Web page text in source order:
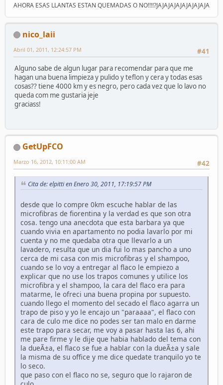
AHORA ESAS LLANTAS ESTAN QUEMADAS O NO!!!!?JAJAJAJAJAJAJAJAJA
nico_laii
#41
Abril 01, 2011, 12:24:57 PM
Alguno sabe de algun lugar para recomendar para que me
hagan una buena limpieza y pulido y teflon y cera y todas esas
cosas?? tiene 4000 km y es negro, pero cada vez que lo lavo no
queda com me gustaria jeje
graciass!
GetUpFCO
#42
Marzo 16, 2012, 10:11:00 AM
Cita de: elpitti en Enero 30, 2011, 17:19:57 PM
desde que lo compre 0km escuche hablar de las
microfibras de fiorentina y la verdad es que son otra
cosa. tengo una anecdota que esta barbara ya que
cuando vivia en apartamento no podia lavarlo por mi
cuenta y no me quedaba otra que llevarlo a un
lavadero, resulta que un dia fui lo mas pancho a uno
cerca de mi casa con mis microfibras y el shampoo,
cuando se lo voy a entregar al flaco le empiezo a
explicar que no use los trapos comunes y utilice los
microfibra y el shampoo, la cara del flaco era para
matarme, le ofreci una buena propina por supuesto.
cuando llego el momento del secado el flaco agarra un
trapo de piso y yo le encajo un "paraaaa", el flaco con
cara de culo me dice no podes ser tan malo en darme
este trapo para secar, me voy a pasar hasta las 6, ahi
me pare firme y le dije que habia hablado del tema con
la dueÃ±a, el flaco se fue a hablar con la dueÃ±a y sale
la misma de su office y me dice quedate tranquilo yo te
lo seco.
que paso con el flaco no se, seguro que lo rajaron de